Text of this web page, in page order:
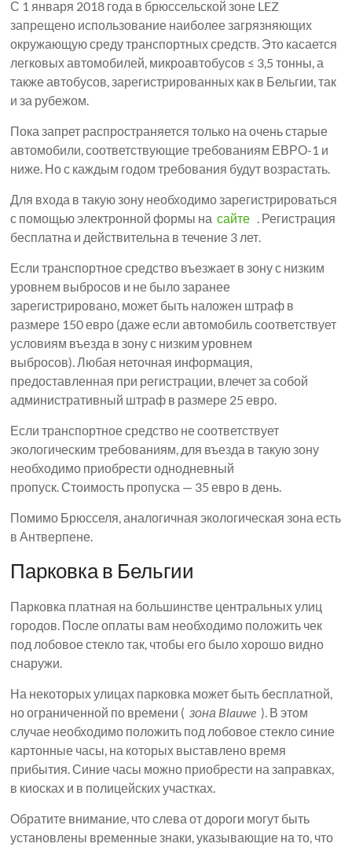
С 1 января 2018 года в брюссельской зоне LEZ
запрещено использование наиболее загрязняющих
окружающую среду транспортных средств. Это касается
легковых автомобилей, микроавтобусов ≤ 3,5 тонны, а
также автобусов, зарегистрированных как в Бельгии, так
и за рубежом.
Пока запрет распространяется только на очень старые
автомобили, соответствующие требованиям ЕВРО-1 и
ниже. Но с каждым годом требования будут возрастать.
Для входа в такую ​​зону необходимо зарегистрироваться
с помощью электронной формы насайте . Регистрация
бесплатна и действительна в течение 3 лет.
Если транспортное средство въезжает в зону с низким
уровнем выбросов и не было заранее
зарегистрировано, может быть наложен штраф в
размере 150 евро (даже если автомобиль соответствует
условиям въезда в зону с низким уровнем
выбросов). Любая неточная информация,
предоставленная при регистрации, влечет за собой
административный штраф в размере 25 евро.
Если транспортное средство не соответствует
экологическим требованиям, для въезда в такую ​​зону
необходимо приобрести однодневный
пропуск. Стоимость пропуска — 35 евро в день.
Помимо Брюсселя, аналогичная экологическая зона есть
в Антверпене.
Парковка в Бельгии
Парковка платная на большинстве центральных улиц
городов. После оплаты вам необходимо положить чек
под лобовое стекло так, чтобы его было хорошо видно
снаружи.
На некоторых улицах парковка может быть бесплатной,
но ограниченной по времени ( зона Blauwe ). В этом
случае необходимо положить под лобовое стекло синие
картонные часы, на которых выставлено время
прибытия. Синие часы можно приобрести на заправках,
в киосках и в полицейских участках.
Обратите внимание, что слева от дороги могут быть
установлены временные знаки, указывающие на то, что